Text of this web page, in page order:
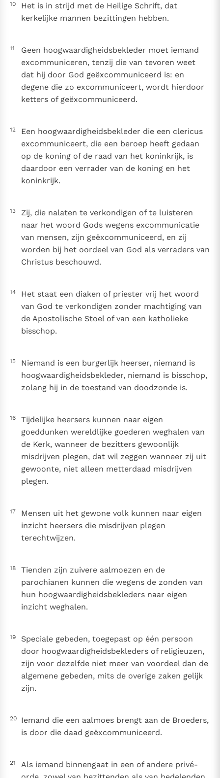
10
Het is in strijd met de Heilige Schrift, dat
kerkelijke mannen bezittingen hebben.
11
Geen hoogwaardigheidsbekleder moet iemand
excommuniceren, tenzij die van tevoren weet
dat hij door God geëxcommuniceerd is: en
degene die zo excommuniceert, wordt hierdoor
ketters of geëxcommuniceerd.
12
Een hoogwaardigheidsbekleder die een clericus
excommuniceert, die een beroep heeft gedaan
op de koning of de raad van het koninkrijk, is
daardoor een verrader van de koning en het
koninkrijk.
13
Zij, die nalaten te verkondigen of te luisteren
naar het woord Gods wegens excommunicatie
van mensen, zijn geëxcommuniceerd, en zij
worden bij het oordeel van God als verraders van
Christus beschouwd.
14
Het staat een diaken of priester vrij het woord
van God te verkondigen zonder machtiging van
de Apostolische Stoel of van een katholieke
bisschop.
15
Niemand is een burgerlijk heerser, niemand is
hoogwaardigheidsbekleder, niemand is bisschop,
zolang hij in de toestand van doodzonde is.
16
Tijdelijke heersers kunnen naar eigen
goeddunken wereldlijke goederen weghalen van
de Kerk, wanneer de bezitters gewoonlijk
misdrijven plegen, dat wil zeggen wanneer zij uit
gewoonte, niet alleen metterdaad misdrijven
plegen.
17
Mensen uit het gewone volk kunnen naar eigen
inzicht heersers die misdrijven plegen
terechtwijzen.
18
Tienden zijn zuivere aalmoezen en de
parochianen kunnen die wegens de zonden van
hun hoogwaardigheidsbekleders naar eigen
inzicht weghalen.
19
Speciale gebeden, toegepast op één persoon
door hoogwaardigheidsbekleders of religieuzen,
zijn voor dezelfde niet meer van voordeel dan de
algemene gebeden, mits de overige zaken gelijk
zijn.
20
Iemand die een aalmoes brengt aan de Broeders,
is door die daad geëxcommuniceerd.
21
Als iemand binnengaat in een of andere privé-